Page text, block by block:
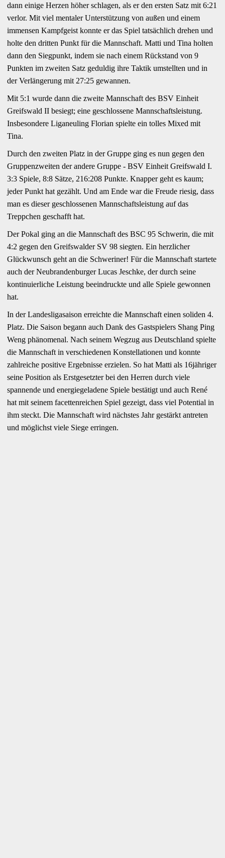
dann einige Herzen höher schlagen, als er den ersten Satz mit 6:21
verlor. Mit viel mentaler Unterstützung von außen und einem
immensen Kampfgeist konnte er das Spiel tatsächlich drehen und
holte den dritten Punkt für die Mannschaft. Matti und Tina holten
dann den Siegpunkt, indem sie nach einem Rückstand von 9
Punkten im zweiten Satz geduldig ihre Taktik umstellten und in
der Verlängerung mit 27:25 gewannen.
Mit 5:1 wurde dann die zweite Mannschaft des BSV Einheit
Greifswald II besiegt; eine geschlossene Mannschaftsleistung.
Insbesondere Liganeuling Florian spielte ein tolles Mixed mit
Tina.
Durch den zweiten Platz in der Gruppe ging es nun gegen den
Gruppenzweiten der andere Gruppe - BSV Einheit Greifswald I.
3:3 Spiele, 8:8 Sätze, 216:208 Punkte. Knapper geht es kaum;
jeder Punkt hat gezählt. Und am Ende war die Freude riesig, dass
man es dieser geschlossenen Mannschaftsleistung auf das
Treppchen geschafft hat.
Der Pokal ging an die Mannschaft des BSC 95 Schwerin, die mit
4:2 gegen den Greifswalder SV 98 siegten. Ein herzlicher
Glückwunsch geht an die Schweriner! Für die Mannschaft startete
auch der Neubrandenburger Lucas Jeschke, der durch seine
kontinuierliche Leistung beeindruckte und alle Spiele gewonnen
hat.
In der Landesligasaison erreichte die Mannschaft einen soliden 4.
Platz. Die Saison begann auch Dank des Gastspielers Shang Ping
Weng phänomenal. Nach seinem Wegzug aus Deutschland spielte
die Mannschaft in verschiedenen Konstellationen und konnte
zahlreiche positive Ergebnisse erzielen. So hat Matti als 16jähriger
seine Position als Erstgesetzter bei den Herren durch viele
spannende und energiegeladene Spiele bestätigt und auch René
hat mit seinem facettenreichen Spiel gezeigt, dass viel Potential in
ihm steckt. Die Mannschaft wird nächstes Jahr gestärkt antreten
und möglichst viele Siege erringen.